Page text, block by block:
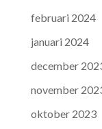
februari 2024
januari 2024
december
november
oktober 2023